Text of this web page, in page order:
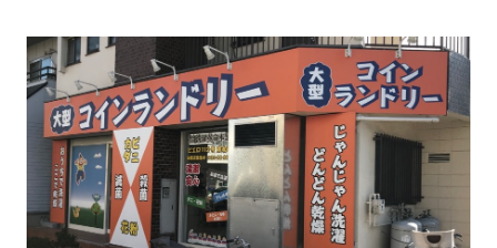
お役立コラム
よくあるご質問